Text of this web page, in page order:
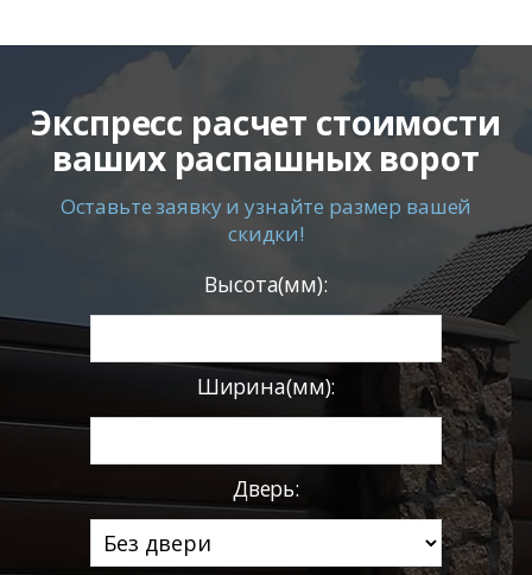
Экспресс расчет стоимости
ваших распашных ворот
Оставьте заявку и узнайте размер вашей
скидки!
Высота(мм):
Ширина(мм):
Дверь: